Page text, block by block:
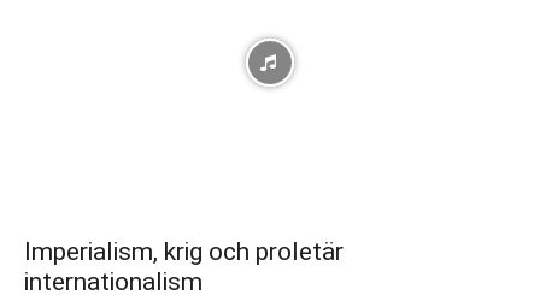
Imperialism, krig och proletär
internationalism